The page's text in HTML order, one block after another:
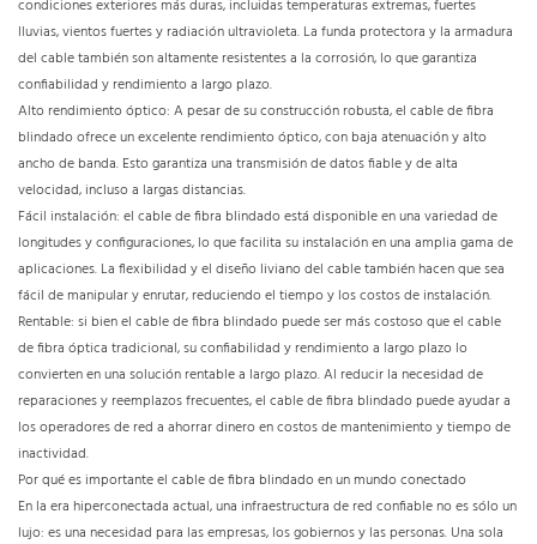
condiciones exteriores más duras, incluidas temperaturas extremas, fuertes
lluvias, vientos fuertes y radiación ultravioleta. La funda protectora y la armadura
del cable también son altamente resistentes a la corrosión, lo que garantiza
confiabilidad y rendimiento a largo plazo.
Alto rendimiento óptico: A pesar de su construcción robusta, el cable de fibra
blindado ofrece un excelente rendimiento óptico, con baja atenuación y alto
ancho de banda. Esto garantiza una transmisión de datos fiable y de alta
velocidad, incluso a largas distancias.
Fácil instalación: el cable de fibra blindado está disponible en una variedad de
longitudes y configuraciones, lo que facilita su instalación en una amplia gama de
aplicaciones. La flexibilidad y el diseño liviano del cable también hacen que sea
fácil de manipular y enrutar, reduciendo el tiempo y los costos de instalación.
Rentable: si bien el cable de fibra blindado puede ser más costoso que el cable
de fibra óptica tradicional, su confiabilidad y rendimiento a largo plazo lo
convierten en una solución rentable a largo plazo. Al reducir la necesidad de
reparaciones y reemplazos frecuentes, el cable de fibra blindado puede ayudar a
los operadores de red a ahorrar dinero en costos de mantenimiento y tiempo de
inactividad.
Por qué es importante el cable de fibra blindado en un mundo conectado
En la era hiperconectada actual, una infraestructura de red confiable no es sólo un
lujo: es una necesidad para las empresas, los gobiernos y las personas. Una sola